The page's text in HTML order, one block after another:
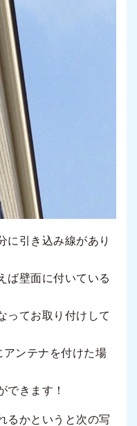
に引き込み線があり
ば壁面に付いている
ってお取り付けして
アンテナを付けた場
できます！
るかというと次の写